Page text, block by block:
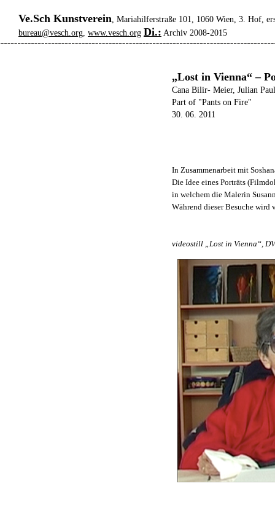
Ve.Sch Kunstverein, Mariahilferstraße 101, 1060 Wien, 3. Hof,
bureau@vesch.org, www.vesch.org Di.: Archiv 2008-2015
„Lost in Vienna“ –
Cana Bilir- Meier, Julian
Part of "Pants on Fire"
30. 06. 2011
In Zusammenarbeit mit
Die Idee eines Porträts
in welchem die Malerin
Während dieser Besuche wird
videostill „Lost in Vienna“,